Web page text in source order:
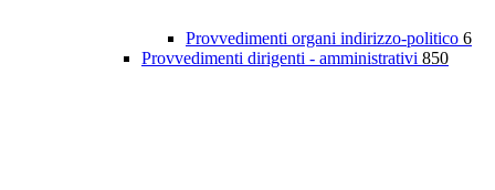
Provvedimenti organi indirizzo-politico 6
Provvedimenti dirigenti - amministrativi 850